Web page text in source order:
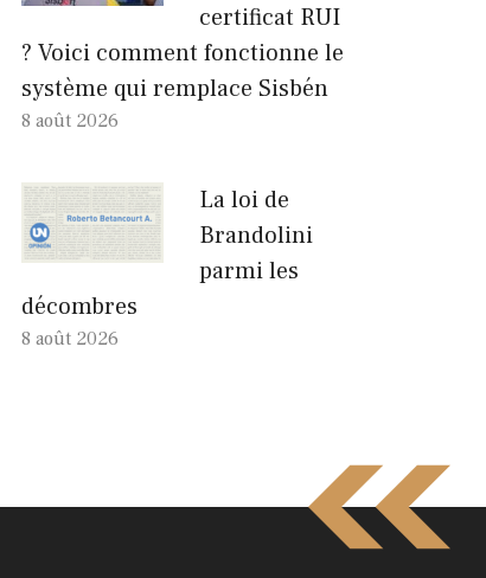
certificat RUI
? Voici comment fonctionne le
système qui remplace Sisbén
8 août 2026
La loi de
Brandolini
parmi les
décombres
8 août 2026